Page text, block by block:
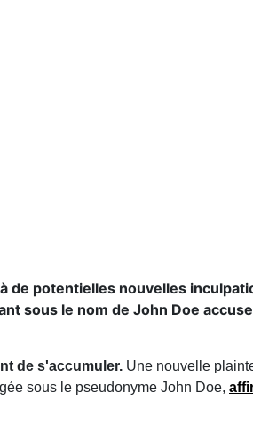
de potentielles nouvelles
sous le nom de John Doe
de s'accumuler. Une nouvelle
sous le pseudonyme John Doe,